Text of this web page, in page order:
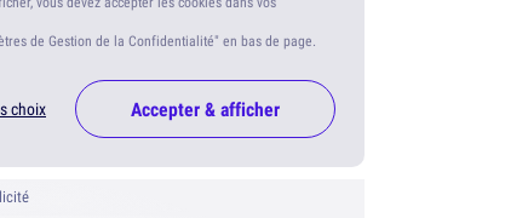
de Gestion de la Confidentialité" en bas de page.
choix Accepter & afficher